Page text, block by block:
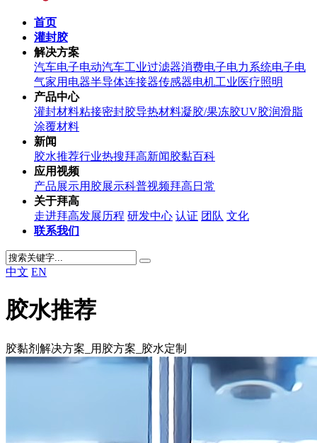
首页
灌封胶
解决方案
汽车电子电动汽车工业过滤器消费电子电力系统电子电
气家用电器半导体连接器传感器电机工业医疗照明
产品中心
灌封材料粘接密封胶导热材料凝胶/果冻胶UV胶润滑脂
涂覆材料
新闻
胶水推荐行业热搜拜高新闻胶黏百科
应用视频
产品展示用胶展示科普视频拜高日常
关于拜高
走进拜高发展历程 研发中心 认证 团队 文化
联系我们
中文 EN
胶水推荐
胶黏剂解决方案_用胶方案_胶水定制